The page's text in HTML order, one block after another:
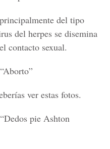
del tipo
del herpes se disemina
contacto sexual.
ver estas fotos.
pie Ashton